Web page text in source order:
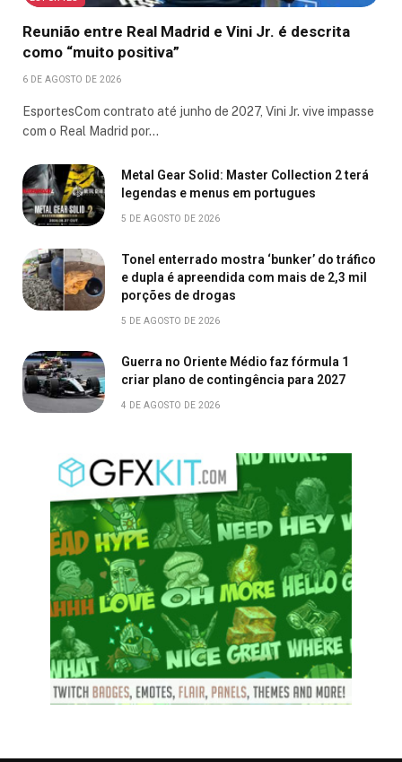
Reunião entre Real Madrid e Vini Jr. é descrita
como “muito positiva”
6 DE AGOSTO DE 2026
EsportesCom contrato até junho de 2027, Vini Jr. vive impasse
com o Real Madrid por…
Metal Gear Solid: Master Collection 2 terá
legendas e menus em portugues
5 DE AGOSTO DE 2026
Tonel enterrado mostra ‘bunker’ do tráfico
e dupla é apreendida com mais de 2,3 mil
porções de drogas
5 DE AGOSTO DE 2026
Guerra no Oriente Médio faz fórmula 1
criar plano de contingência para 2027
4 DE AGOSTO DE 2026